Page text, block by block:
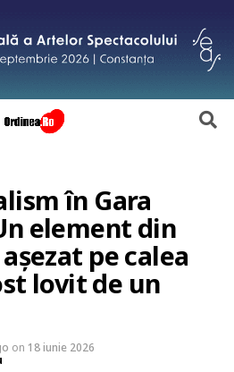
în Gara
element din
pe calea
lovit de un
on 18 iunie 2026